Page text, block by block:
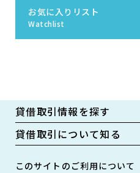
お気に入りリスト
Watchlist
貸借取引情報を探す
貸借取引について知る
このサイトのご利用について